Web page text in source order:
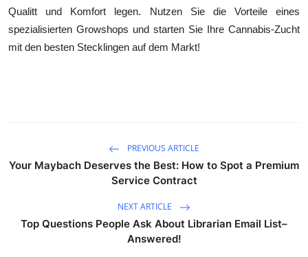
Qualitt und Komfort legen. Nutzen Sie die Vorteile eines
spezialisierten Growshops und starten Sie Ihre Cannabis-Zucht
mit den besten Stecklingen auf dem Markt!
PREVIOUS ARTICLE
Your Maybach Deserves the Best: How to Spot a Premium
Service Contract
NEXT ARTICLE
Top Questions People Ask About Librarian Email List–
Answered!